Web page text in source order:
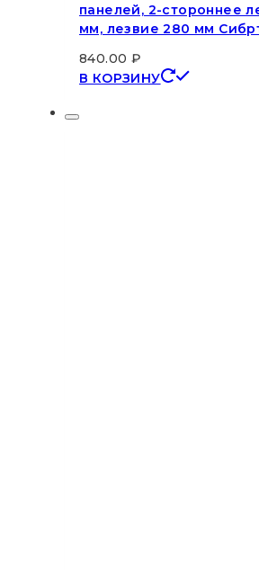
панелей, 2-стороннее
мм, лезвие 280 мм
840.00 ₽
В КОРЗИНУ